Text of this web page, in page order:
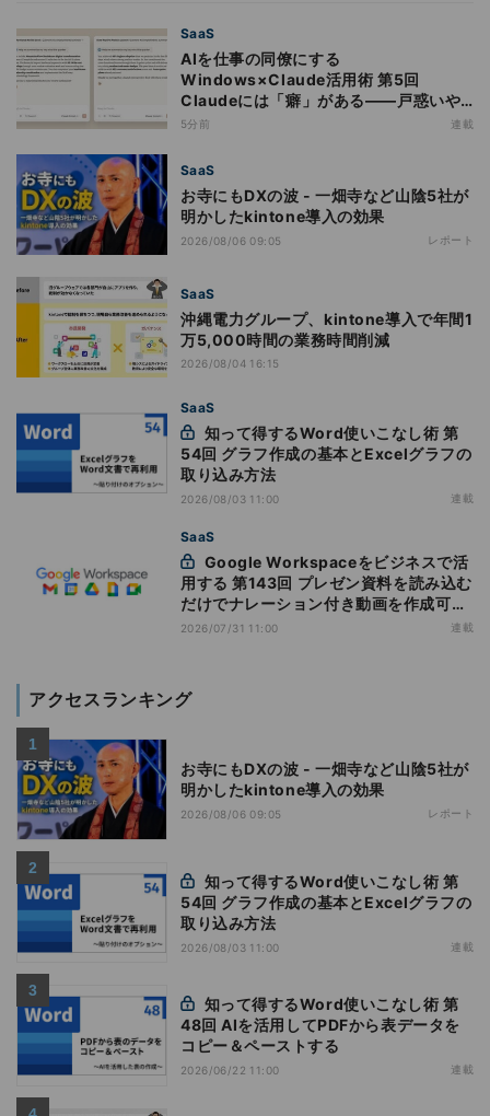
SaaS
AIを仕事の同僚にする
Windows×Claude活用術 第5回
Claudeには「癖」がある――戸惑いや
すい7つの仕様
5分前 連載
SaaS
お寺にもDXの波 - 一畑寺など山陰5社が
明かしたkintone導入の効果
2026/08/06 09:05 レポート
SaaS
沖縄電力グループ、kintone導入で年間1
万5,000時間の業務時間削減
2026/08/04 16:15
SaaS
54回 グラフ作成の基本とExcelグラフの
取り込み方法
2026/08/03 11:00 連載
SaaS
用する 第143回 プレゼン資料を読み込む
だけでナレーション付き動画を作成可能
になった「Google Vids」
2026/07/31 11:00 連載
アクセスランキング
お寺にもDXの波 - 一畑寺など山陰5社が
明かしたkintone導入の効果
2026/08/06 09:05 レポート
54回 グラフ作成の基本とExcelグラフの
取り込み方法
2026/08/03 11:00 連載
48回 AIを活用してPDFから表データを
コピー＆ペーストする
2026/06/22 11:00 連載